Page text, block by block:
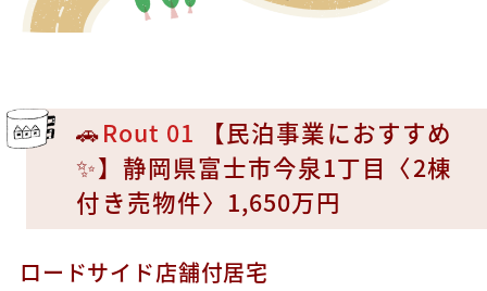
🚗Rout 01 【民泊事業におすすめ
✨】静岡県富士市今泉1丁目〈2棟
付き売物件〉1,650万円
ロードサイド店舗付居宅